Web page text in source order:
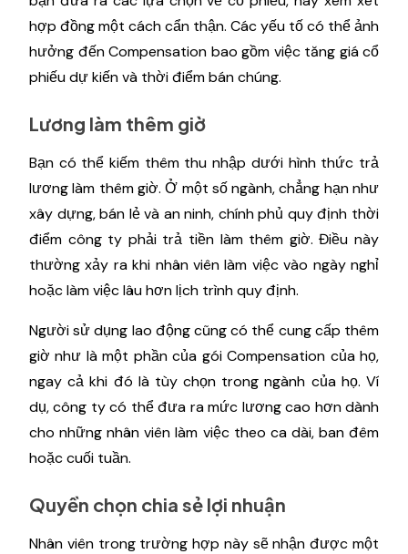
hợp đồng một cách cẩn thận. Các yếu tố có thể ảnh
hưởng đến Compensation bao gồm việc tăng giá cổ
phiếu dự kiến ​​và thời điểm bán chúng.
Lương làm thêm giờ
Bạn có thể kiếm thêm thu nhập dưới hình thức trả
lương làm thêm giờ. Ở một số ngành, chẳng hạn như
xây dựng, bán lẻ và an ninh, chính phủ quy định thời
điểm công ty phải trả tiền làm thêm giờ. Điều này
thường xảy ra khi nhân viên làm việc vào ngày nghỉ
hoặc làm việc lâu hơn lịch trình quy định.
Người sử dụng lao động cũng có thể cung cấp thêm
giờ như là một phần của gói Compensation của họ,
ngay cả khi đó là tùy chọn trong ngành của họ. Ví
dụ, công ty có thể đưa ra mức lương cao hơn dành
cho những nhân viên làm việc theo ca dài, ban đêm
hoặc cuối tuần.
Quyền chọn chia sẻ lợi nhuận
Nhân viên trong trường hợp này sẽ nhận được một